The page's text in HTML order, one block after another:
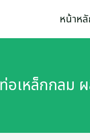
หน้าห
ท่อเหล็กกลม
เหล็ก
ผลิต
เหล็กกล้า